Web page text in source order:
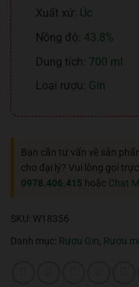
Xuất xứ: Úc
Nồng độ: 43.8%
Dung tích: 700 ml
Loại rượu: Gin
Bạn cần tư vấn về sản
cho đại lý? Vui lòng gọi
0978.406.415 hoặc Chat
SKU: W18356
Danh mục: Rượu Gin, Rượu